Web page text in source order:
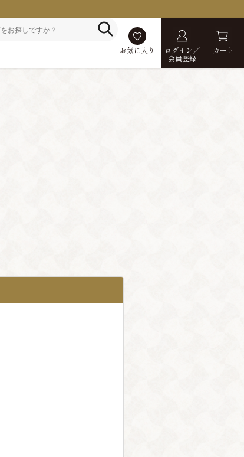
お気に入り
ログイン／
会員登録
カート